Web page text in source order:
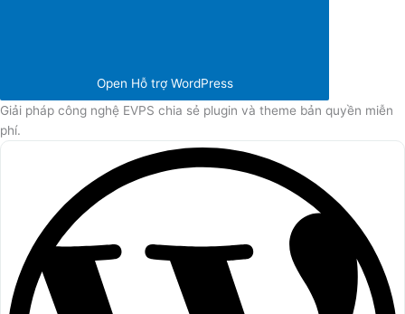
Open Hỗ trợ WordPress
Giải pháp công nghệ EVPS chia sẻ plugin và theme bản quyền miễn
phí.